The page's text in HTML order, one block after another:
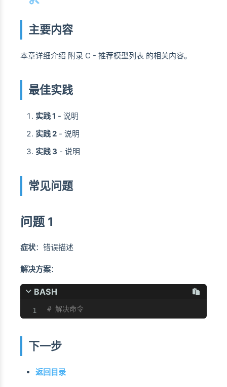
主要内容
本章详细介绍 附录 C - 推荐模型列表 的相关内容。
最佳实践
实践 1 - 说明
实践 2 - 说明
实践 3 - 说明
常见问题
问题 1
症状：错误描述
解决方案：
BASH
# 解决命令
下一步
返回目录